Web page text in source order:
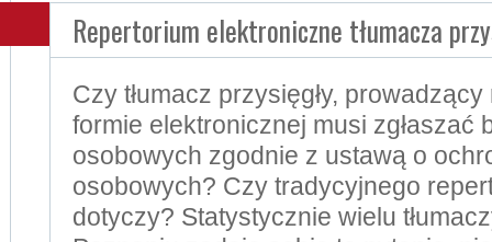
Repertorium elektroniczne tłumacza
Czy tłumacz przysięgły,
formie elektronicznej musi zgłaszać
osobowych zgodnie z ustawą o
osobowych? Czy tradycyjnego
dotyczy? Statystycznie wielu